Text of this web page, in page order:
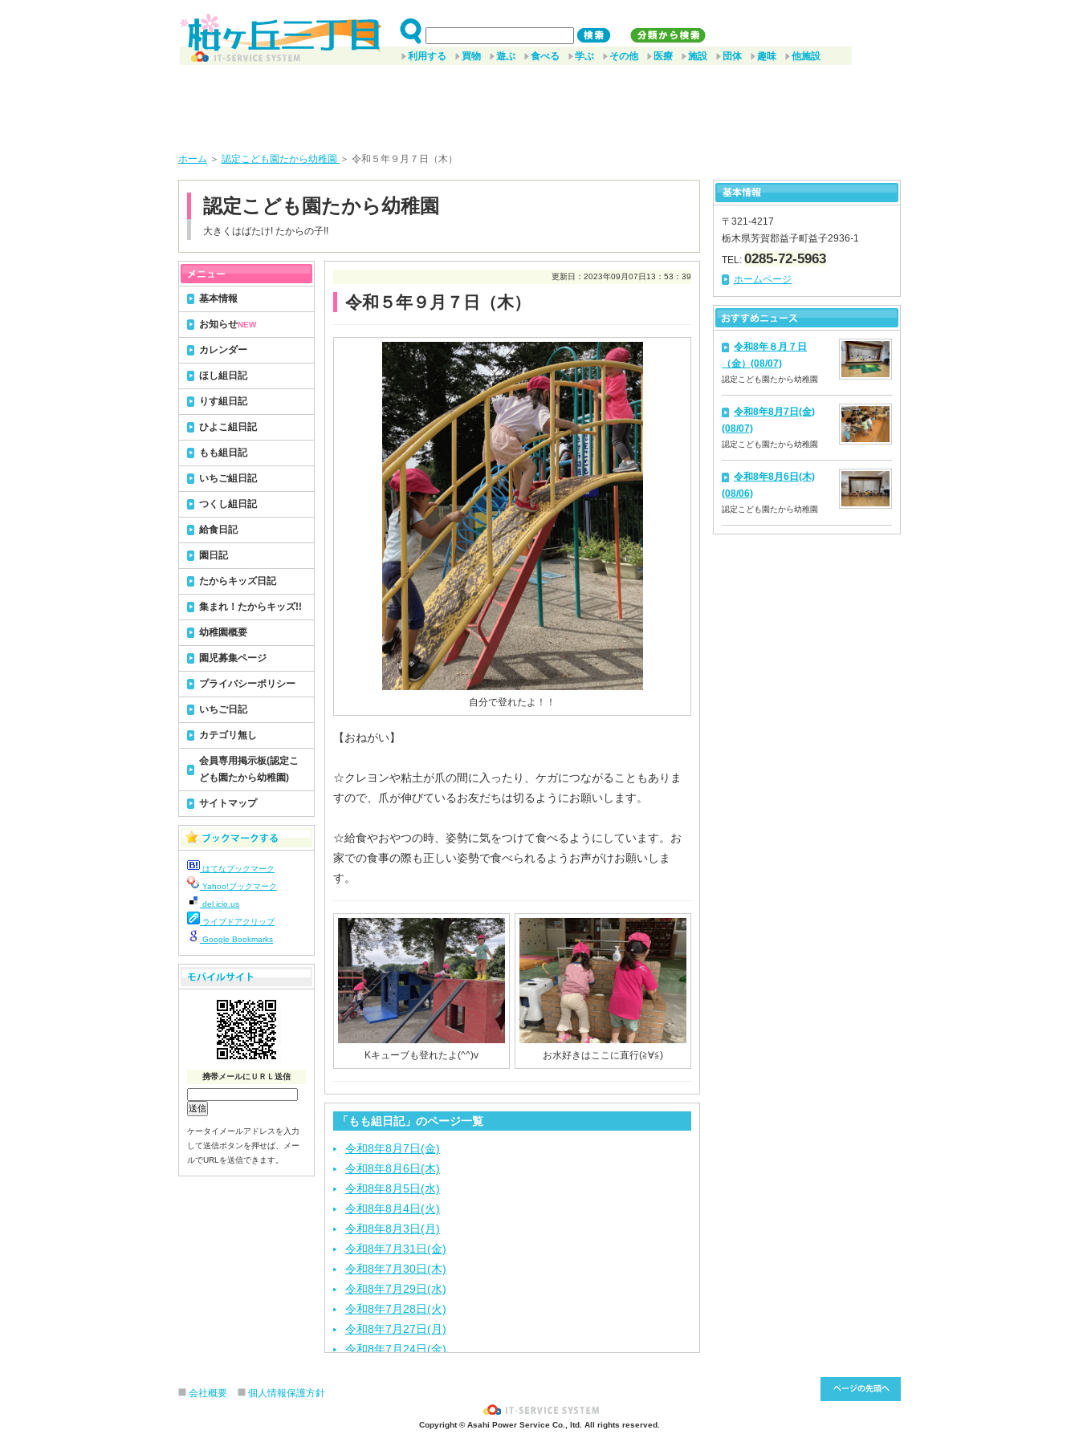
利用する 買物 遊ぶ 食べる 学ぶ その他 医療 施設 団体 趣味 他施設
ホーム ＞ 認定こども園たから幼稚園 ＞ 令和５年９月７日（木）
認定こども園たから幼稚園
大きくはばたけ! たからの子!!
更新日：2023年09月07日13：53：39
令和５年９月７日（木）
自分で登れたよ！！
【おねがい】
☆クレヨンや粘土が爪の間に入ったり、ケガにつながることもありま
すので、爪が伸びているお友だちは切るようにお願いします。
☆給食やおやつの時、姿勢に気をつけて食べるようにしています。お
家での食事の際も正しい姿勢で食べられるようお声がけお願いしま
す。
Kキューブも登れたよ(^^)v お水好きはここに直行(≧∀≦)
「もも組日記」のページ一覧
令和8年8月7日(金)
令和8年8月6日(木)
令和8年8月5日(水)
令和8年8月4日(火)
令和8年8月3日(月)
令和8年7月31日(金)
令和8年7月30日(木)
令和8年7月29日(水)
令和8年7月28日(火)
令和8年7月27日(月)
令和8年7月24日(金)
令和8年7月17日(金)
基本情報
お知らせNEW
カレンダー
ほし組日記
りす組日記
ひよこ組日記
もも組日記
いちご組日記
つくし組日記
給食日記
園日記
たからキッズ日記
集まれ！たからキッズ!!
幼稚園概要
園児募集ページ
プライバシーポリシー
いちご日記
カテゴリ無し
会員専用掲示板(認定こ
ども園たから幼稚園)
サイトマップ
はてなブックマーク
Yahoo!ブックマーク
del.icio.us
ライブドアクリップ
Google Bookmarks
携帯メールにＵＲＬ送信
ケータイメールアドレスを入力
して送信ボタンを押せば、メー
ルでURLを送信できます。
〒321-4217
栃木県芳賀郡益子町益子2936-1
TEL: 0285-72-5963
ホームページ
令和8年８月７日
（金）(08/07)
認定こども園たから幼稚園
令和8年8月7日(金)
(08/07)
認定こども園たから幼稚園
令和8年8月6日(木)
(08/06)
認定こども園たから幼稚園
会社概要 個人情報保護方針
Copyright © Asahi Power Service Co., ltd. All rights reserved.